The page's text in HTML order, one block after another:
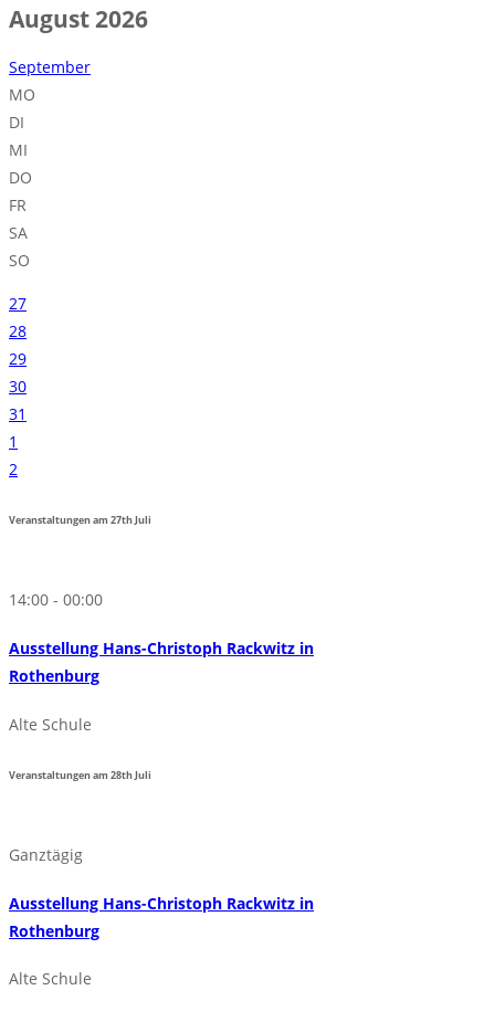
August 2026
September
MO
DI
MI
DO
FR
SA
SO
27
28
29
30
31
1
2
Veranstaltungen am27thJuli
14:00 - 00:00
Ausstellung Hans-Christoph Rackwitz in
Rothenburg
Alte Schule
Veranstaltungen am28thJuli
Ganztägig
Ausstellung Hans-Christoph Rackwitz in
Rothenburg
Alte Schule